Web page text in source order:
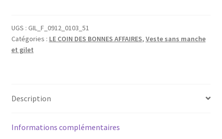
sans
manche
fuchsia
UGS : GIL_F_0912_0103_51
Catégories : LE COIN DES BONNES AFFAIRES, Veste sans manche
et gilet
Description
Informations complémentaires